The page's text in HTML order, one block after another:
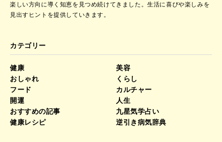
楽しい方向に導く知恵を見つめ続けてきました。生活に喜びや楽しみを
見出すヒントを提供していきます。
カテゴリー
健康
美容
おしゃれ
くらし
フード
カルチャー
開運
人生
おすすめの記事
九星気学占い
健康レシピ
逆引き病気辞典